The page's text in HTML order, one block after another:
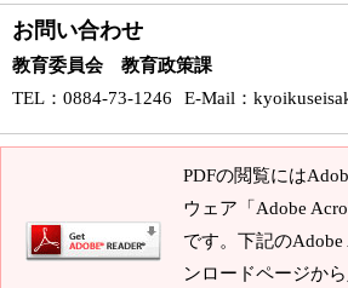
お問い合わせ
教育委員会 教育政策課
TEL ：0884-73-1246 E-Mail ：
PDFの閲覧には
ウェア「Adobe
です。下記のAdobe
ンロードページか